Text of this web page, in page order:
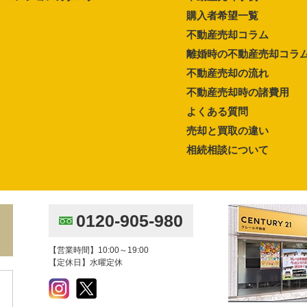
購入者希望一覧
不動産売却コラム
離婚時の不動産売却コラ
不動産売却の流れ
不動産売却時の諸費用
よくある質問
売却と買取の違い
相続相談について
0120-905-980
【営業時間】10:00～19:00
【定休日】水曜定休